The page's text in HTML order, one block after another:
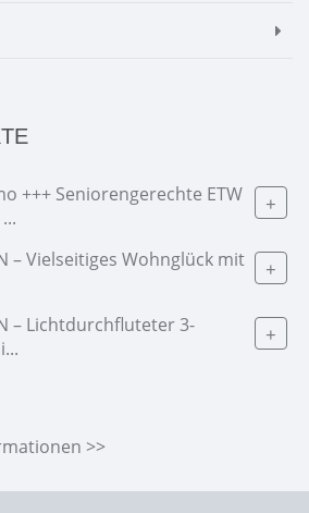
+++ Seniorengerechte ETW
+
– Vielseitiges Wohnglück mit
+
– Lichtdurchfluteter 3-
+
>>